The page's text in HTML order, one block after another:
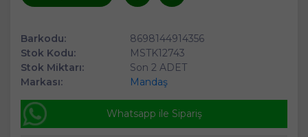
Barkodu:
8698144914356
Stok Kodu:
MSTK12743
Stok Miktarı:
Son 2 ADET
Markası:
Mandaş
Whatsapp ile Sipariş